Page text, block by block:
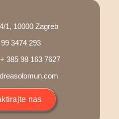
Košarica
Podrška
1, 10000 Zagreb
3474 293
385 98 163 7627
nas